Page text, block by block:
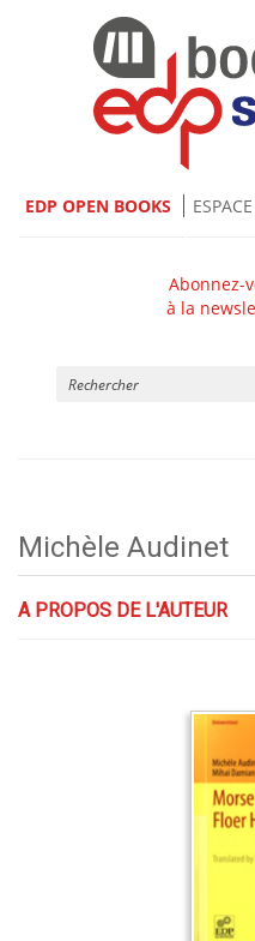
EDP OPEN BOOKS
Abonnez-
à la
Michèle Audinet
A PROPOS DE L'AUTEUR